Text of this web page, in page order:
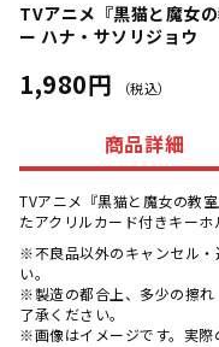
TVアニメ『黒猫と魔女
ー ハナ・サソリジョウ
1,980円 （税込）
商品詳細
TVアニメ『黒猫と魔女の教
たアクリルカード付きキーホ
※不良品以外のキャンセル・
い。
※製造の都合上、多少の擦れ
了承ください。
※画像はイメージです。実際